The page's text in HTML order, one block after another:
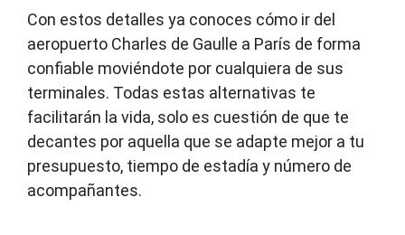
Con estos detalles ya conoces cómo ir del
aeropuerto Charles de Gaulle a París de forma
confiable moviéndote por cualquiera de sus
terminales. Todas estas alternativas te
facilitarán la vida, solo es cuestión de que te
decantes por aquella que se adapte mejor a tu
presupuesto, tiempo de estadía y número de
acompañantes.